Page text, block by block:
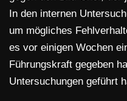
In den internen
um mögliches
es vor einigen Wochen
Führungskraft gegeben
Untersuchungen geführt